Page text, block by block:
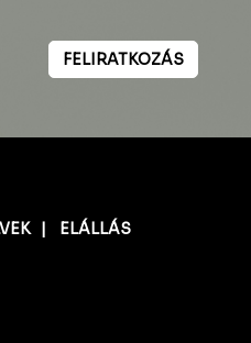
FELIRATKOZÁS
| ELÁLLÁS